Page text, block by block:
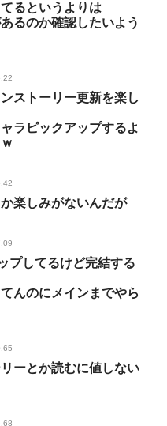
るというよりは
るのか確認したいよう
ストーリー更新を楽し
ラピックアップするよ
楽しみがないんだが
プしてるけど完結する
んのにメインまでやら
ーとか読むに値しない